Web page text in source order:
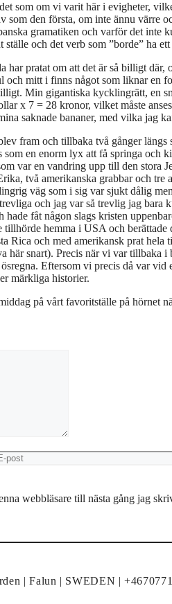
som om vi varit här i evigheter,
som den första, om inte ännu värre
gramatiken och varför det inte
ställe och det verb som ”borde” ha
pratat om att det är så billigt där,
och mitt i finns något som liknar en
Min gigantiska kycklingrätt, en
x 7 = 28 kronor, vilket måste
saknade bananer, med vilka jag
fram och tillbaka två gånger
en enorm lyx att få springa och
var en vandring upp till den stora
två amerikanska grabbar och
väg som i sig var sjukt dålig
och jag var så trevlig jag
fåt någon slags kristen
hemma i USA och
Rica och med amerikansk prat
här snart). Precis när vi var tillbaka
Eftersom vi precis då var vid
märkliga historier.
på vårt favoritställe på hörnet
webbläsare till nästa gång jag
| Falun | SWEDEN |